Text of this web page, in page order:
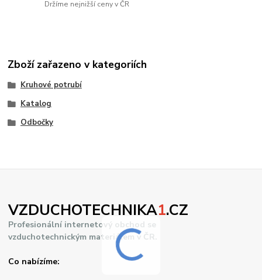
Držíme nejnižší ceny v ČR
Zboží zařazeno v kategoriích
Kruhové potrubí
Katalog
Odbočky
VZDUCHOTECHNIKA1.CZ
Profesionální internetový obchod se
vzduchotechnickým materiálem v ČR.
Co nabízíme: